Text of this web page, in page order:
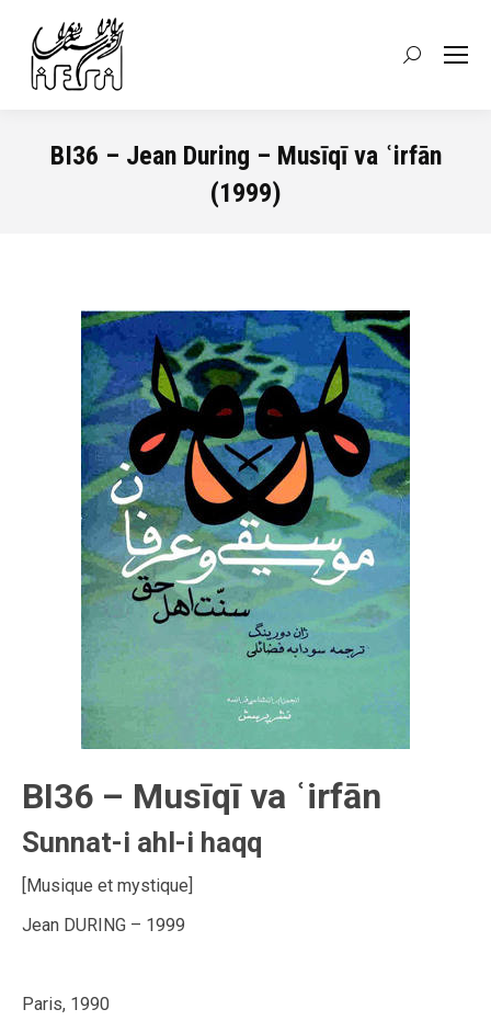
Recherche
BI36 – Jean During – Musīqī va ʿirfān
(1999)
BI36 – Musīqī va ʿirfān
Sunnat-i ahl-i haqq
[Musique et mystique]
Jean DURING – 1999
Paris, 1990